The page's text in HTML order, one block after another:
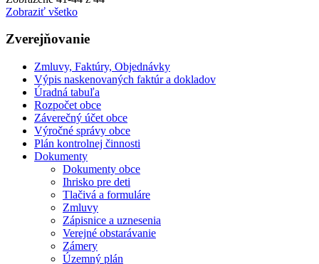
Zobraziť všetko
Zverejňovanie
Zmluvy, Faktúry, Objednávky
Výpis naskenovaných faktúr a dokladov
Úradná tabuľa
Rozpočet obce
Záverečný účet obce
Výročné správy obce
Plán kontrolnej činnosti
Dokumenty
Dokumenty obce
Ihrisko pre deti
Tlačivá a formuláre
Zmluvy
Zápisnice a uznesenia
Verejné obstarávanie
Zámery
Územný plán